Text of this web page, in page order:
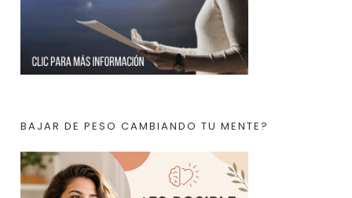
BAJAR DE PESO CAMBIANDO TU MENTE?